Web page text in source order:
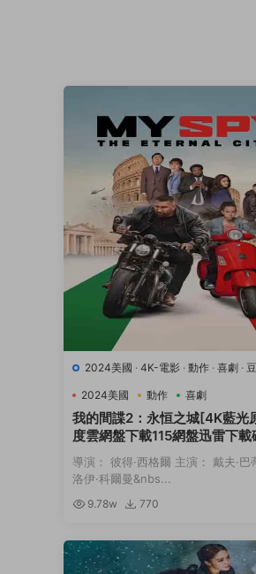
2024美國 · 4K-電影 · 動作 · 喜劇 ·
2024美國 動作 喜劇
我的間諜2：永恒之城[4K藍光
度雲網盤下載115網盤迅雷下載
導演： 彼得·西格爾 主演： 戴夫·巴
洛伊·科爾曼&nbs...
9.78w 770